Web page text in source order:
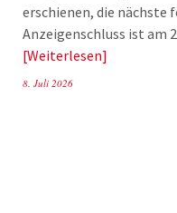
erschienen, die nächste
Anzeigenschluss ist
Weiterlesen
8. Juli 2026